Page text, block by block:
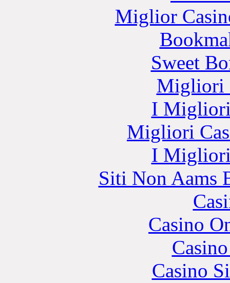
Miglior
Sweet
Migliori
I
Migliori
I
Siti Non Aams
Casino
Casino